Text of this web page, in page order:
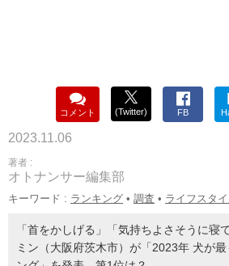
コメント (Twitter) FB
2023.11.06
著者 :
オトナンサー編集部
キーワード : ランキング • 調査 • ライフスタ
「首をかしげる」「気持ちよさそうに
ミン（大阪府茨木市）が「2023年 犬が